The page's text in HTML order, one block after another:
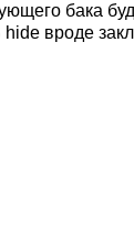
бака
hide вроде